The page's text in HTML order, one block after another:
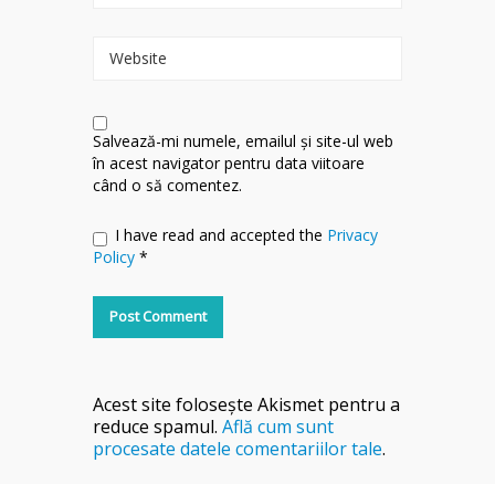
Website
Salvează-mi numele, emailul și site-ul web
în acest navigator pentru data viitoare
când o să comentez.
I have read and accepted the Privacy
Policy *
Acest site folosește Akismet pentru a
reduce spamul. Află cum sunt
procesate datele comentariilor tale.